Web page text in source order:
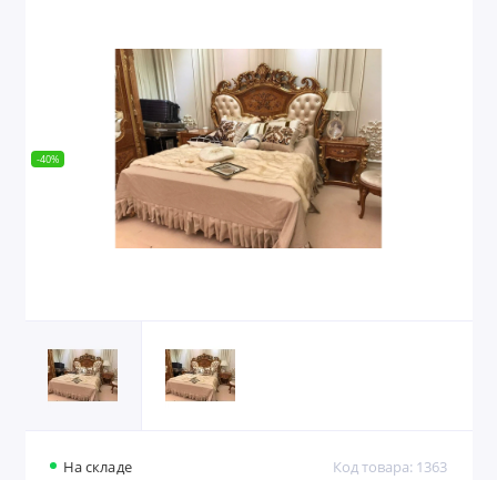
-40%
На складе Код товара: 1363